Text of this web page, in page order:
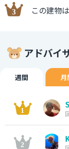
この建物
アドバイ
週間 月